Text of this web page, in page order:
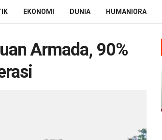
EKONOMI DUNIA HUMANIORA
Armada, 90%